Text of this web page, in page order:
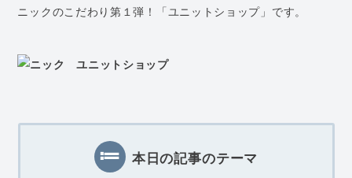
ニックのこだわり第１弾！「ユニットショップ」です。
本日の記事のテーマ